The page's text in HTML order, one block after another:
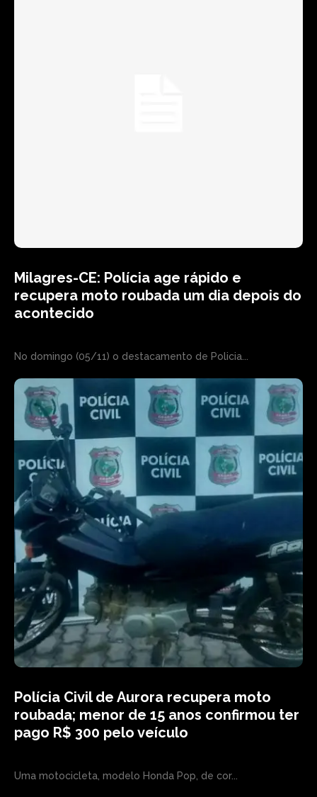
Milagres-CE: Polícia age rápido e
recupera moto roubada um dia depois do
acontecido
No domingo (05/11) o destacamento de Policia...
Polícia Civil de Aurora recupera moto
roubada; menor de 15 anos confirmou ter
pago R$ 300 pelo veículo
Uma motocicleta, modelo Honda Pop, de cor...